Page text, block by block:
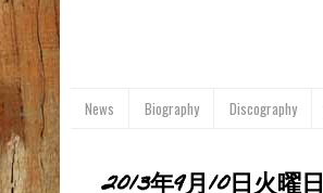
News Biography Discography